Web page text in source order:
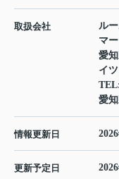
取扱会社
ル
マ
愛
イ
愛
情報更新日
更新予定日